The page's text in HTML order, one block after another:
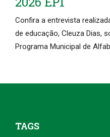
Confira a entrevista
de educação, Cleuza Dias,
Programa Municipal de
TAGS